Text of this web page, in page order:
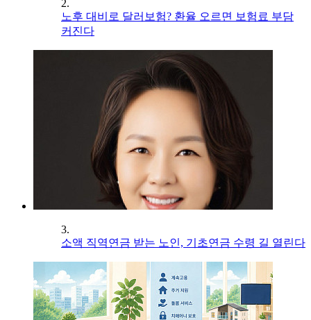
2.
노후 대비로 달러보험? 환율 오르면 보험료 부담
커진다
3.
소액 직역연금 받는 노인, 기초연금 수령 길 열린다